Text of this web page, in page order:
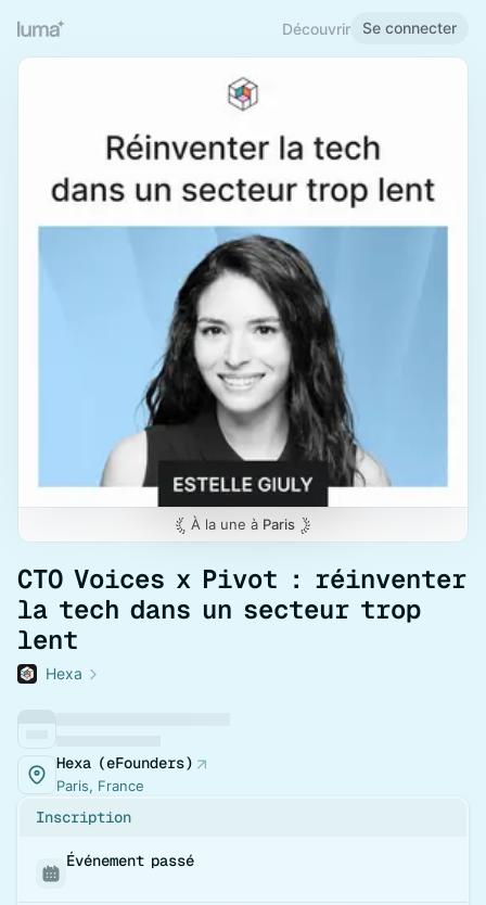
Découvrir Se connecter
À la une à Paris
CTO Voices x Pivot : réinventer
la tech dans un secteur trop
lent
Hexa
Hexa (eFounders)
Paris, France
Inscription
Événement passé